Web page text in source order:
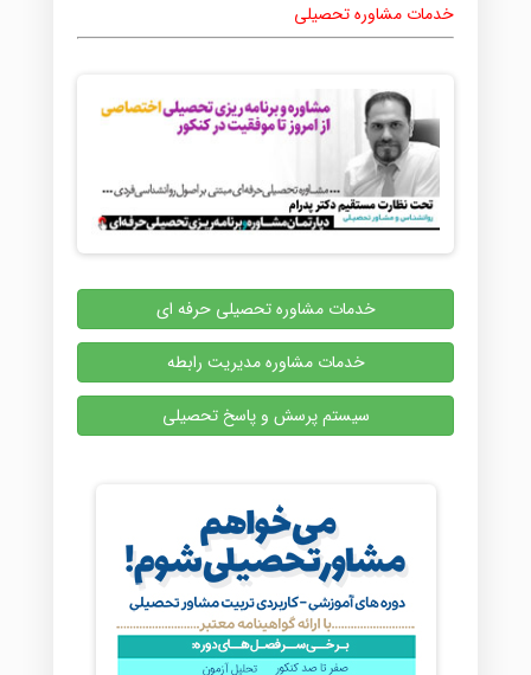
خدمات مشاوره تحصیلی
خدمات مشاوره تحصیلی حرفه ای
خدمات مشاوره مدیریت رابطه
سیستم پرسش و پاسخ تحصیلی